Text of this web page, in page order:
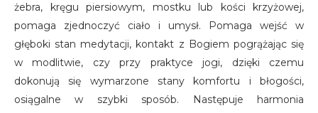
żebra, kręgu piersiowym, mostku lub kości krzyżowej,
pomaga zjednoczyć ciało i umysł. Pomaga wejść w
głęboki stan medytacji, kontakt z Bogiem pogrążając się
w modlitwie, czy przy praktyce jogi, dzięki czemu
dokonują się wymarzone stany komfortu i błogości,
osiągalne w szybki sposób. Następuje harmonia